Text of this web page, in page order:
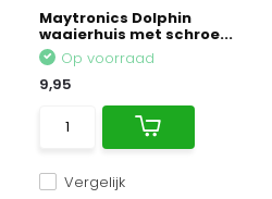
Maytronics Dolphin
waaierhuis met schroe...
Vergelijk
Op voorraad
9,95